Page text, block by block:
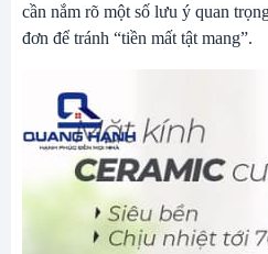
cần nắm rõ một số lưu ý quan
đơn để tránh “tiền mất tật mang”.